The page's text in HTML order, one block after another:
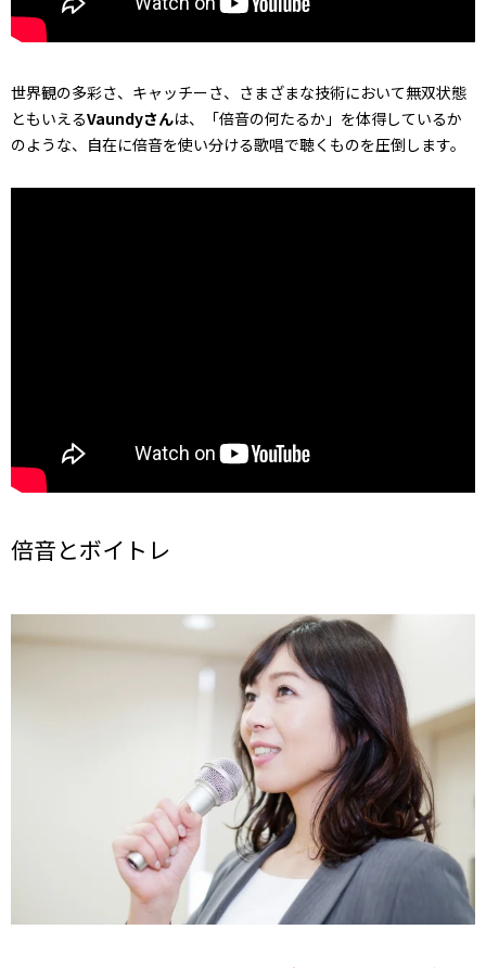
世界観の多彩さ、キャッチーさ、さまざまな技術において無双状態
ともいえるVaundyさんは、「倍音の何たるか」を体得しているか
のような、自在に倍音を使い分ける歌唱で聴くものを圧倒します。
倍音とボイトレ